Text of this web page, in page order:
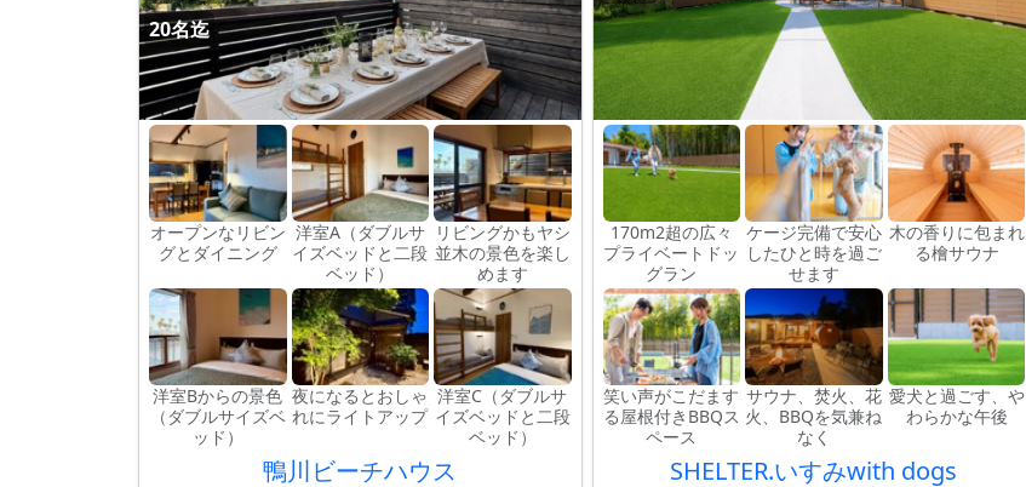
20名迄
オープンなリビン
グとダイニング
洋室A（ダブルサ
イズベッドと二段
ベッド）
リビングかもヤシ
並木の景色を楽し
めます
洋室Bからの景色
（ダブルサイズベ
ッド）
夜になるとおしゃ
れにライトアップ
洋室C（ダブルサ
イズベッドと二段
ベッド）
鴨川ビーチハウス
170m2超の広々
プライベートドッ
グラン
ケージ完備で安心
したひと時を過ご
せます
木の香りに包まれ
る檜サウナ
笑い声がこだます
る屋根付きBBQス
ペース
サウナ、焚火、花
火、BBQを気兼ね
なく
愛犬と過ごす、や
わらかな午後
SHELTER.いすみwith dogs